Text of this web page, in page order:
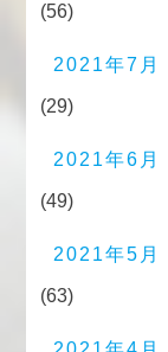
(56)
2021年7月
(29)
2021年6月
(49)
2021年5月
(63)